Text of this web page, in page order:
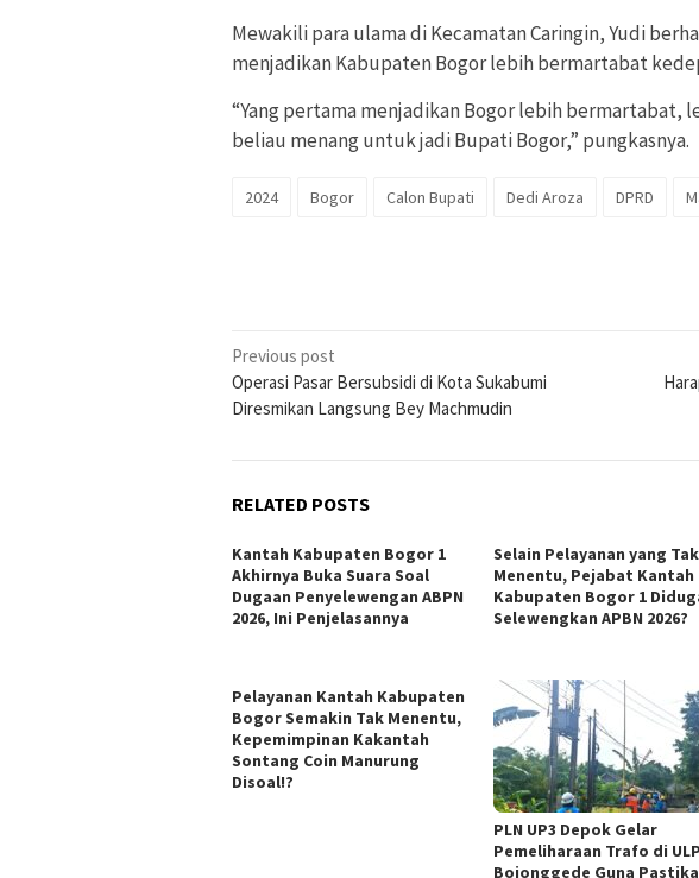
Mewakili para ulama di Kecamatan Caringin, Yudi
menjadikan Kabupaten Bogor lebih bermartabat
“Yang pertama menjadikan Bogor lebih bermartabat,
beliau menang untuk jadi Bupati Bogor,” pungkasnya.
2024 Bogor Calon Bupati Dedi Aroza DPRD
Post
navigation
Previous post
Operasi Pasar Bersubsidi di Kota Sukabumi
Diresmikan Langsung Bey Machmudin
RELATED POSTS
Kantah Kabupaten Bogor 1
Akhirnya Buka Suara Soal
Dugaan Penyelewengan ABPN
2026, Ini Penjelasannya
Selain Pelayanan yang Tak
Menentu, Pejabat Kantah
Kabupaten Bogor 1
Selewengkan APBN 2026?
Pelayanan Kantah Kabupaten
Bogor Semakin Tak Menentu,
Kepemimpinan Kakantah
Sontang Coin Manurung
Disoal!?
PLN UP3 Depok Gelar
Pemeliharaan Trafo di ULP
Bojonggede Guna